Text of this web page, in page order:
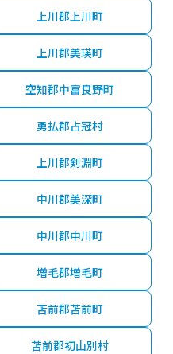
上川郡上川町
上川郡美瑛町
空知郡中富良野町
勇払郡占冠村
上川郡剣淵町
中川郡美深町
中川郡中川町
増毛郡増毛町
苫前郡苫前町
苫前郡初山別村